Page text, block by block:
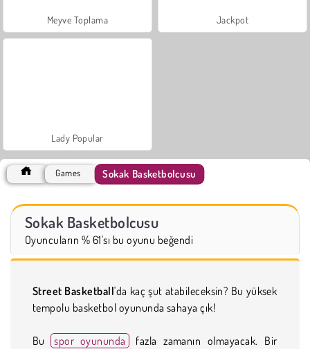
Meyve Toplama Jackpot
Lady Popular
Games Sokak Basketbolcusu
Sokak Basketbolcusu
Oyuncuların % 61'sı bu oyunu beğendi
Street Basketball'da kaç şut atabileceksin? Bu yüksek
tempolu basketbol oyununda sahaya çık!
Bu spor oyununda fazla zamanın olmayacak. Bir